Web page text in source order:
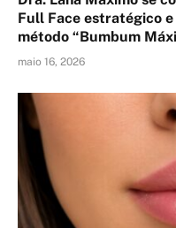
Full Face estratégico
método “Bumbum
maio 16, 2026